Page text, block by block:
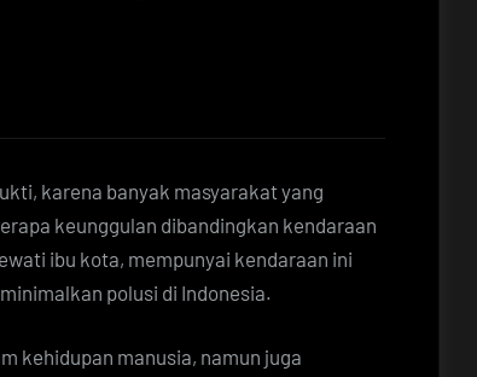
karena banyak masyarakat yang
keunggulan dibandingkan kendaraan
ibu kota, mempunyai kendaraan ini
polusi di Indonesia.
kehidupan manusia, namun juga